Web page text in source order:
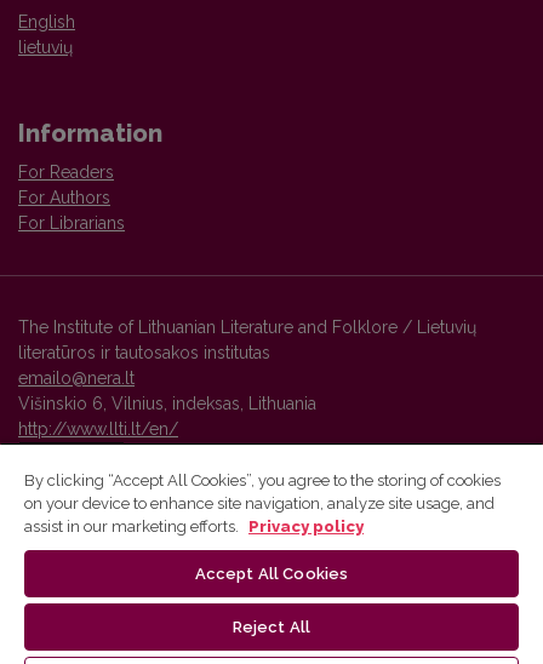
English
lietuvių
Information
For Readers
For Authors
For Librarians
The Institute of Lithuanian Literature and Folklore / Lietuvių
literatūros ir tautosakos institutas
emailo@nera.lt
Višinskio 6, Vilnius, indeksas, Lithuania
http://www.llti.lt/en/
Vilnius University Press platform and metadata are distributed by
By clicking “Accept All Cookies”, you agree to the storing of cookies
on your device to enhance site navigation, analyze site usage, and
assist in our marketing efforts.
Privacy policy
Accept All Cookies
Reject All